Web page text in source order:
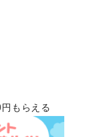
もらえる